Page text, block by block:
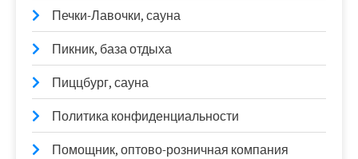
Печки-Лавочки, сауна
Пикник, база отдыха
Пиццбург, сауна
Политика конфиденциальности
Помощник, оптово-розничная компания